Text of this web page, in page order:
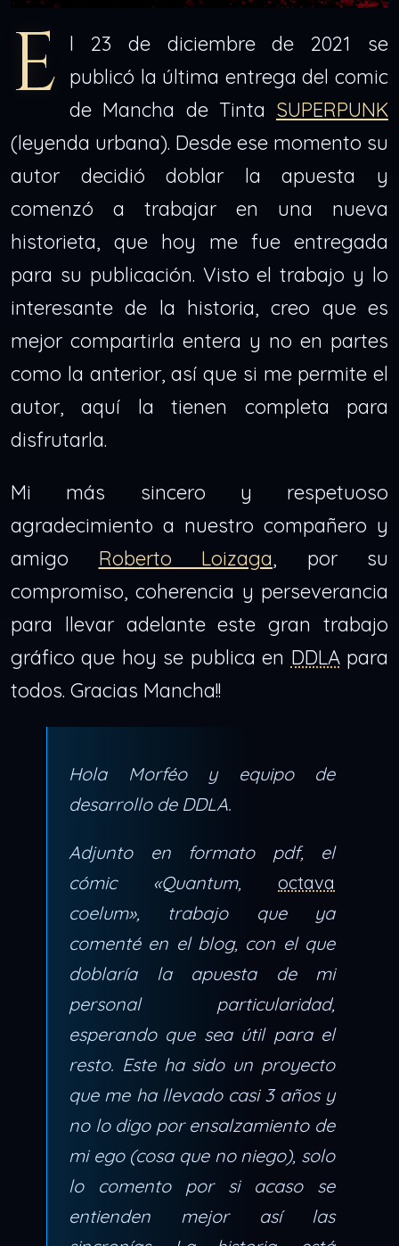
E
l 23 de diciembre de 2021 se
publicó la última entrega del comic
de Mancha de Tinta SUPERPUNK
(leyenda urbana). Desde ese momento su
autor decidió doblar la apuesta y
comenzó a trabajar en una nueva
historieta, que hoy me fue entregada
para su publicación. Visto el trabajo y lo
interesante de la historia, creo que es
mejor compartirla entera y no en partes
como la anterior, así que si me permite el
autor, aquí la tienen completa para
disfrutarla.
Mi más sincero y respetuoso
agradecimiento a nuestro compañero y
amigo Roberto Loizaga, por su
compromiso, coherencia y perseverancia
para llevar adelante este gran trabajo
gráfico que hoy se publica en DDLApara
todos. Gracias Mancha!!
Hola Morféo y equipo de
desarrollo de DDLA.
Adjunto en formato pdf, el
cómic «Quantum, octava
coelum», trabajo que ya
comenté en el blog, con el que
doblaría la apuesta de mi
personal particularidad,
esperando que sea útil para el
resto. Este ha sido un proyecto
que me ha llevado casi 3 años y
no lo digo por ensalzamiento de
mi ego (cosa que no niego), solo
lo comento por si acaso se
entienden mejor así las